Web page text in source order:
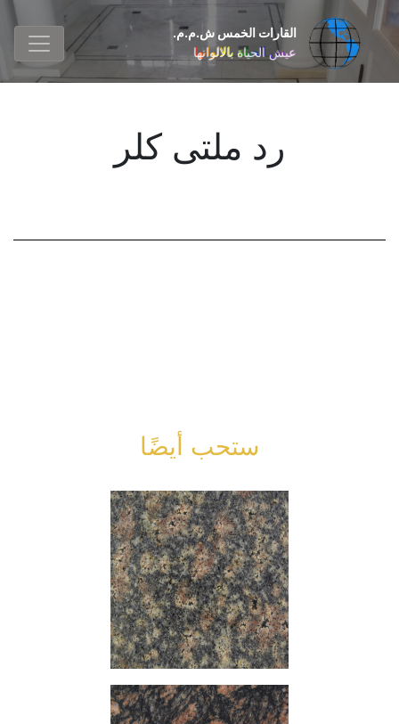
القارات الخمس ش.م.م.
عيش الحياة بالالوانها
رد ملتی کلر
ستحب أيضًا